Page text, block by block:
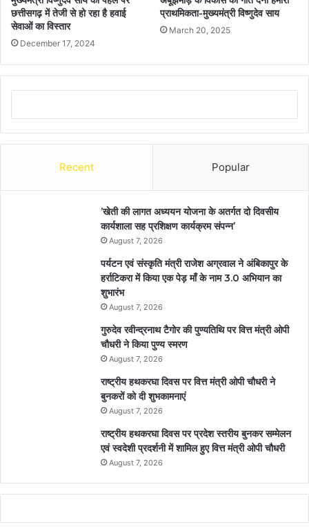
छत्तीसगढ़ में तेजी से हो रहा है हवाई
सेवाओं का विस्तार
December 17, 2024
प्राथमिकता-मुख्यमंत्री विष्णुदेव साय
March 20, 2025
Recent Popular
’खेती की लागत अध्ययन योजना के अतर्गत दो दिवसीय
कार्यशाला सह प्रशिक्षण कार्यक्रम संपन्न’
August 7, 2026
पर्यटन एवं संस्कृति मंत्री राजेश अग्रवाल ने अंबिकापुर के
हर्राटिकरा में किया एक पेड़ माँ के नाम 3.0 अभियान का
शुभारंभ
August 7, 2026
गुरुदेव रवीन्द्रनाथ टैगोर की पुण्यतिथि पर वित्त मंत्री ओपी
चौधरी ने किया पुण्य स्मरण
August 7, 2026
राष्ट्रीय हथकरघा दिवस पर वित्त मंत्री ओपी चौधरी ने
बुनकरों को दी शुभकामनाएं
August 7, 2026
राष्ट्रीय हथकरघा दिवस पर प्रदेश स्तरीय बुनकर सम्मेलन
एवं स्वदेशी प्रदर्शनी में शामिल हुए वित्त मंत्री ओपी चौधरी
August 7, 2026